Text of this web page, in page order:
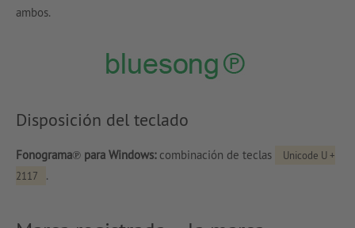
ambos.
Disposición del teclado
Fonograma℗ para Windows: combinación de teclas
Unicode U +
2117
.